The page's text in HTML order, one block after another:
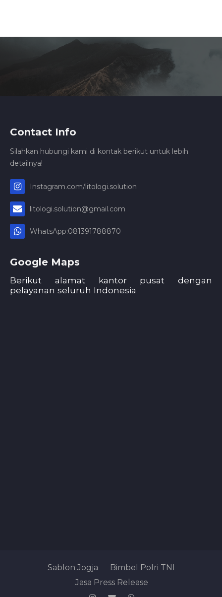
Contact Info
Silahkan hubungi kami di kontak berikut untuk lebih
detailnya!
Instagram.com/litologi.solution
litologi.solution@gmail.com
WhatsApp:081391788870
Google Maps
Berikut alamat kantor pusat dengan
pelayanan seluruh Indonesia
Sablon Jogja
Bimbel Polri TNI
Jasa Press Release